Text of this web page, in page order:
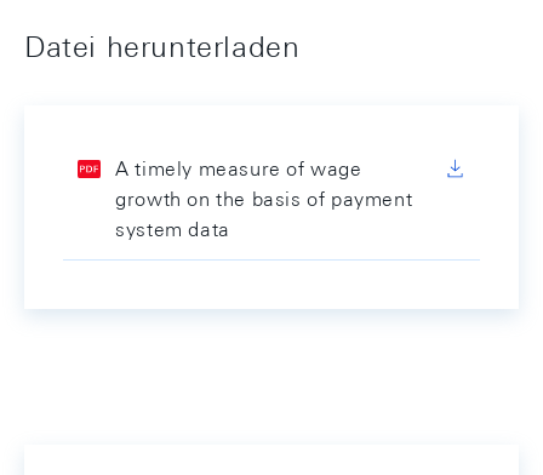
Datei herunterladen
A timely measure of wage
growth on the basis of payment
system data